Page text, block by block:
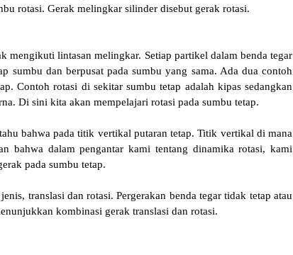
rotasi. Gerak melingkar silinder disebut gerak rotasi.
mengikuti lintasan melingkar. Setiap partikel dalam benda tegar
sumbu dan berpusat pada sumbu yang sama. Ada dua contoh
Contoh rotasi di sekitar sumbu tetap adalah kipas sedangkan
Di sini kita akan mempelajari rotasi pada sumbu tetap.
bahwa pada titik vertikal putaran tetap. Titik vertikal di mana
bahwa dalam pengantar kami tentang dinamika rotasi, kami
pada sumbu tetap.
translasi dan rotasi. Pergerakan benda tegar tidak tetap atau
kombinasi gerak translasi dan rotasi.